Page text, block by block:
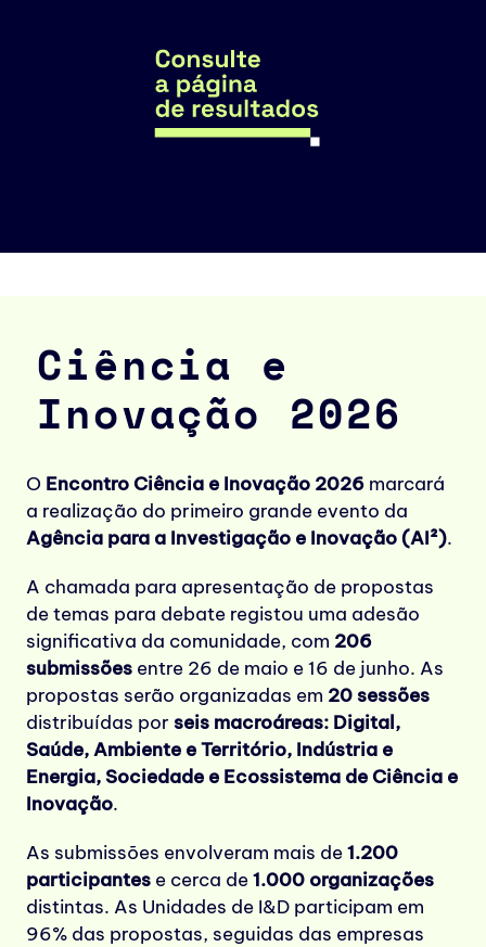
Ciência e
Inovação 2026
O Encontro Ciência e Inovação 2026 marcará
a realização do primeiro grande evento da
Agência para a Investigação e Inovação (AI²).
A chamada para apresentação de propostas
de temas para debate registou uma adesão
significativa da comunidade, com 206
submissões entre 26 de maio e 16 de junho. As
propostas serão organizadas em 20 sessões
distribuídas por seis macroáreas: Digital,
Saúde, Ambiente e Território, Indústria e
Energia, Sociedade e Ecossistema de Ciência e
Inovação.
As submissões envolveram mais de1.200
participantes e cerca de1.000 organizações
distintas. As Unidades de I&D participam em
96% das propostas, seguidas das empresas